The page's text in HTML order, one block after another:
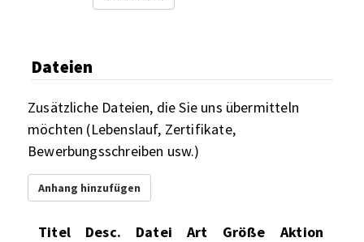
Dateien
Zusätzliche Dateien, die Sie uns übermitteln
möchten (Lebenslauf, Zertifikate,
Bewerbungsschreiben usw.)
Anhang hinzufügen
Titel Desc. Datei Art Größe Aktion